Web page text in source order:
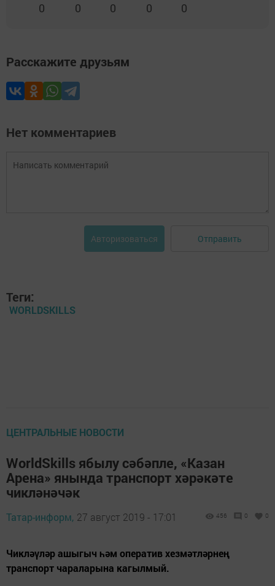
0 0 0 0 0
Расскажите друзьям
Нет комментариев
Авторизоваться Отправить
Теги:
WORLDSKILLS
ЦЕНТРАЛЬНЫЕ НОВОСТИ
WorldSkills ябылу сәбәпле, «Казан
Арена» янында транспорт хәрәкәте
чикләнәчәк
Татар-информ, 27 август 2019 - 17:01 456 0 0
Чикләүләр ашыгыч һәм оператив хезмәтләрнең
транспорт чараларына кагылмый.